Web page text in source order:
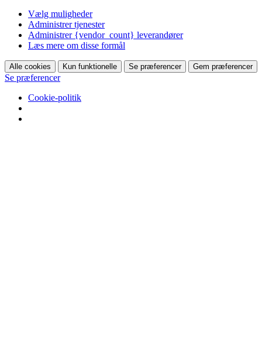
Vælg muligheder
Administrer tjenester
Administrer {vendor_count} leverandører
Læs mere om disse formål
Alle cookies Kun funktionelle Se præferencer Gem præferencer
Se præferencer
Cookie-politik